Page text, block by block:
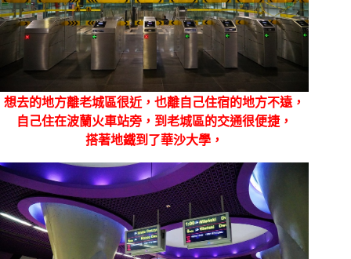
想去的地方離老城區很近，也離自己住宿的地方不遠，
自己住在波蘭火車站旁，到老城區的交通很便捷，
搭著地鐵到了華沙大學，